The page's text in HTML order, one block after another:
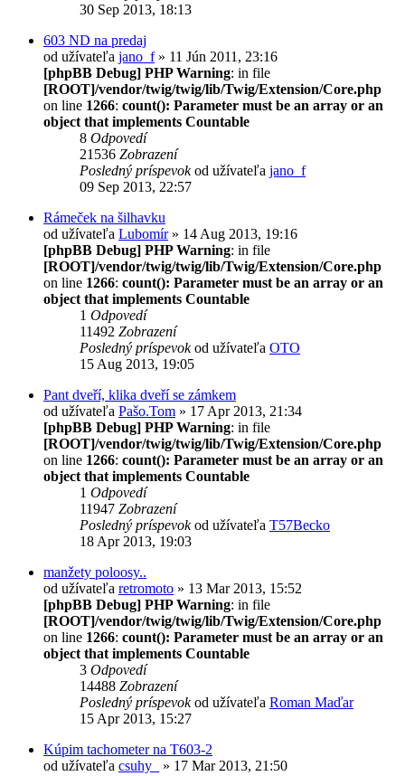
30 Sep 2013, 18:13
603 ND na predaj
od užívateľa jano_f» 11 Jún 2011, 23:16
[phpBB Debug] PHP Warning: in file
[ROOT]/vendor/twig/twig/lib/Twig/Extension/Core.php
on line 1266: count(): Parameter must be an array or an
object that implements Countable
8 Odpovedí
21536 Zobrazení
Posledný príspevokod užívateľa jano_f
09 Sep 2013, 22:57
Rámeček na šilhavku
od užívateľa Lubomír» 14 Aug 2013, 19:16
[phpBB Debug] PHP Warning: in file
[ROOT]/vendor/twig/twig/lib/Twig/Extension/Core.php
on line 1266: count(): Parameter must be an array or an
object that implements Countable
1 Odpovedí
11492 Zobrazení
Posledný príspevokod užívateľa OTO
15 Aug 2013, 19:05
Pant dveří, klika dveří se zámkem
od užívateľa Pašo.Tom » 17 Apr 2013, 21:34
[phpBB Debug] PHP Warning: in file
[ROOT]/vendor/twig/twig/lib/Twig/Extension/Core.php
on line 1266: count(): Parameter must be an array or an
object that implements Countable
1 Odpovedí
11947 Zobrazení
Posledný príspevokod užívateľa T57Becko
18 Apr 2013, 19:03
manžety poloosy..
od užívateľa retromoto » 13 Mar 2013, 15:52
[phpBB Debug] PHP Warning: in file
[ROOT]/vendor/twig/twig/lib/Twig/Extension/Core.php
on line 1266: count(): Parameter must be an array or an
object that implements Countable
3 Odpovedí
14488 Zobrazení
Posledný príspevokod užívateľa Roman Maďar
15 Apr 2013, 15:27
Kúpim tachometer na T603-2
od užívateľa csuhy_
» 17 Mar 2013, 21:50